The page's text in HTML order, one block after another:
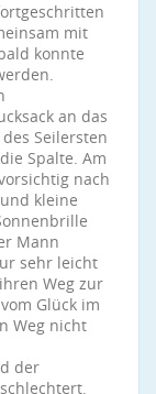
mit
konnte
an das
Seilersten
Spalte. Am
nach
kleine
Mann
sehr leicht
Weg zur
Glück im
Weg nicht
der